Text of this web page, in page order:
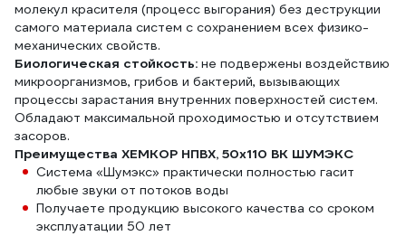
молекул красителя (процесс выгорания) без деструкции
самого материала систем с сохранением всех физико-
механических свойств.
Биологическая стойкость: не подвержены воздействию
микроорганизмов, грибов и бактерий, вызывающих
процессы зарастания внутренних поверхностей систем.
Обладают максимальной проходимостью и отсутствием
засоров.
Преимущества ХЕМКОР НПВХ, 50x110 ВК ШУМЭКС
Система «Шумэкс» практически полностью гасит
любые звуки от потоков воды
Получаете продукцию высокого качества со сроком
эксплуатации 50 лет